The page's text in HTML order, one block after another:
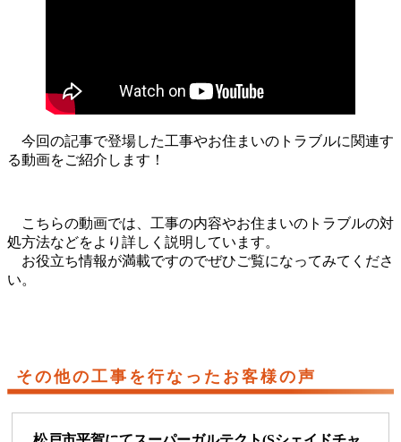
今回の記事で登場した工事やお住まいのトラブルに関連す
る動画をご紹介します！
こちらの動画では、工事の内容やお住まいのトラブルの対
処方法などをより詳しく説明しています。
お役立ち情報が満載ですのでぜひご覧になってみてくださ
い。
その他の工事を行なったお客様の声